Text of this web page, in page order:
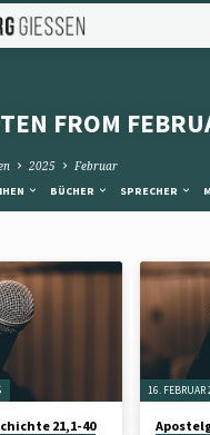
FROM
2025 Februar
BÜCHER SPRECHER
21,1-40
16. FEBRUAR